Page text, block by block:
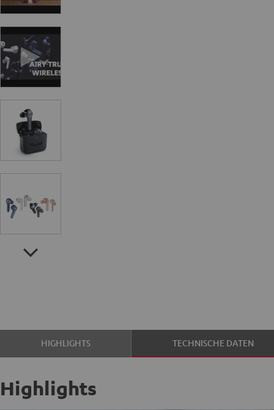
HIGHLIGHTS TECHNISCHE DATEN
Highlights